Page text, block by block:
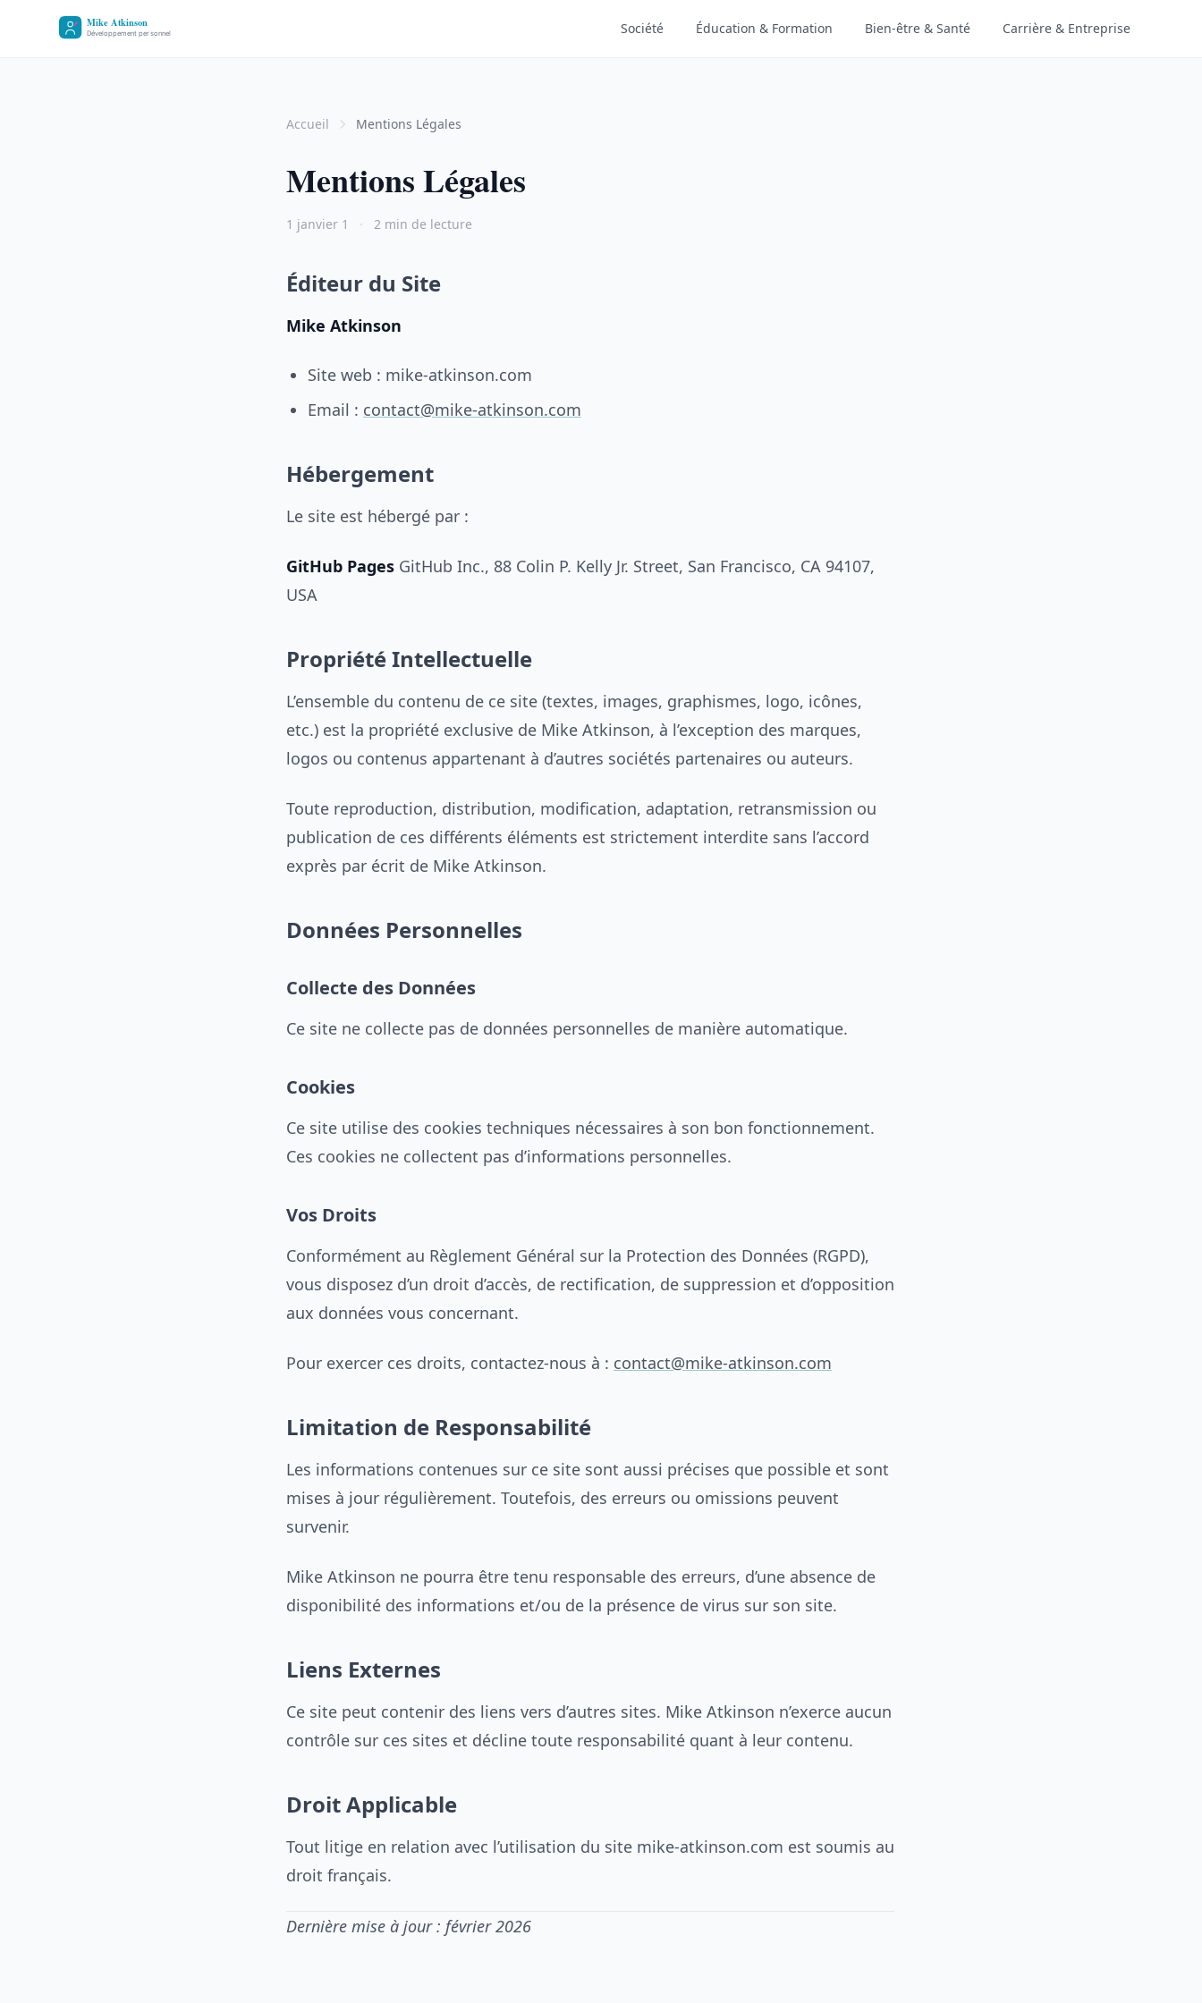
Société Éducation & Formation Bien-être & Santé Carrière & Entreprise
Accueil Mentions Légales
Mentions Légales
1 janvier 1 · 2 min de lecture
Éditeur du Site
Mike Atkinson
Site web : mike-atkinson.com
Email : contact@mike-atkinson.com
Hébergement
Le site est hébergé par :
GitHub Pages GitHub Inc., 88 Colin P. Kelly Jr. Street, San Francisco, CA 94107,
USA
Propriété Intellectuelle
L’ensemble du contenu de ce site (textes, images, graphismes, logo, icônes,
etc.) est la propriété exclusive de Mike Atkinson, à l’exception des marques,
logos ou contenus appartenant à d’autres sociétés partenaires ou auteurs.
Toute reproduction, distribution, modification, adaptation, retransmission ou
publication de ces différents éléments est strictement interdite sans l’accord
exprès par écrit de Mike Atkinson.
Données Personnelles
Collecte des Données
Ce site ne collecte pas de données personnelles de manière automatique.
Cookies
Ce site utilise des cookies techniques nécessaires à son bon fonctionnement.
Ces cookies ne collectent pas d’informations personnelles.
Vos Droits
Conformément au Règlement Général sur la Protection des Données (RGPD),
vous disposez d’un droit d’accès, de rectification, de suppression et d’opposition
aux données vous concernant.
Pour exercer ces droits, contactez-nous à : contact@mike-atkinson.com
Limitation de Responsabilité
Les informations contenues sur ce site sont aussi précises que possible et sont
mises à jour régulièrement. Toutefois, des erreurs ou omissions peuvent
survenir.
Mike Atkinson ne pourra être tenu responsable des erreurs, d’une absence de
disponibilité des informations et/ou de la présence de virus sur son site.
Liens Externes
Ce site peut contenir des liens vers d’autres sites. Mike Atkinson n’exerce aucun
contrôle sur ces sites et décline toute responsabilité quant à leur contenu.
Droit Applicable
Tout litige en relation avec l’utilisation du site mike-atkinson.com est soumis au
droit français.
Dernière mise à jour : février 2026